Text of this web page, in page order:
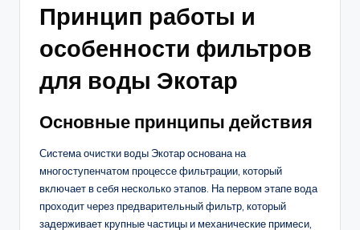
Принцип работы и
особенности фильтров
для воды Экотар
Основные принципы действия
Система очистки воды Экотар основана на
многоступенчатом процессе фильтрации, который
включает в себя несколько этапов. На первом этапе вода
проходит через предварительный фильтр, который
задерживает крупные частицы и механические примеси,